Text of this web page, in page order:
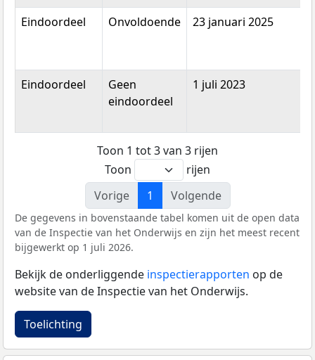
Eindoordeel Onvoldoende 23 januari 2025
Eindoordeel
Geen
eindoordeel
1 juli 2023
Toon 1 tot 3 van 3 rijen
Toon
rijen
Vorige
1 Volgende
De gegevens in bovenstaande tabel komen uit de open data
van de Inspectie van het Onderwijs en zijn het meest recent
bijgewerkt op 1 juli 2026.
Bekijk de onderliggende inspectierapporten op de
website van de Inspectie van het Onderwijs.
Toelichting